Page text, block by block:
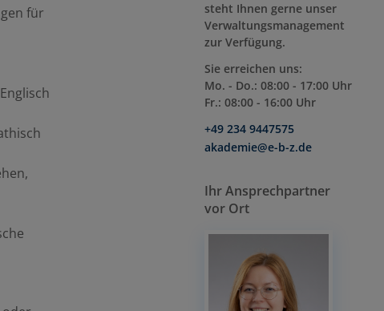
für
steht Ihnen gerne unser
Verwaltungsmanagement
zur Verfügung.
Sie erreichen uns:
Mo. - Do.: 08:00 - 17:00 Uhr
Fr.: 08:00 - 16:00 Uhr
+49 234 9447575
akademie@e-b-z.de
Ihr Ansprechpartner
vor Ort